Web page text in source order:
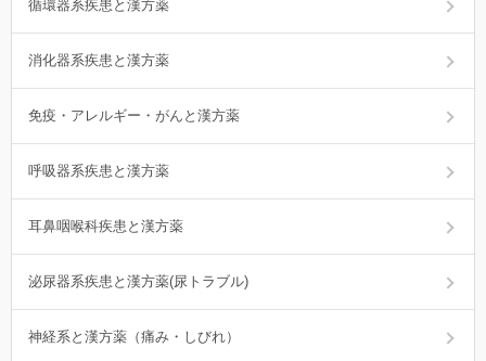
循環器系疾患と漢方薬
消化器系疾患と漢方薬
免疫・アレルギー・がんと漢方薬
呼吸器系疾患と漢方薬
耳鼻咽喉科疾患と漢方薬
泌尿器系疾患と漢方薬(尿トラブル)
神経系と漢方薬（痛み・しびれ）